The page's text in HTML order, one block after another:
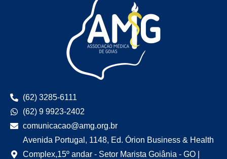
(62) 3285-6111
(62) 9 9923-2402
comunicacao@amg.org.br
Avenida Portugal, 1148, Ed. Órion Business & Health
Complex,15º andar - Setor Marista Goiânia - GO |